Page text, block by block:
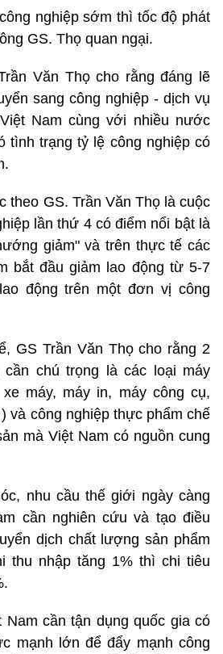
nghiệp sớm thì tốc độ phát
GS. Thọ quan ngại.
Văn Thọ cho rằng đáng lẽ
sang công nghiệp - dịch vụ
Nam cùng với nhiều nước
tình trạng tỷ lệ công nghiệp có
theo GS. Trần Văn Thọ là cuộc
lần thứ 4 có điểm nổi bật là
giảm" và trên thực tế các
bắt đầu giảm lao động từ 5-7
động trên một đơn vị công
GS Trần Văn Thọ cho rằng 2
chú trọng là các loại máy
máy, máy in, máy công cụ,
và công nghiệp thực phẩm chế
mà Việt Nam có nguồn cung
nhu cầu thế giới ngày càng
cần nghiên cứu và tạo điều
dịch chất lượng sản phẩm
thu nhập tăng 1% thì chi tiêu
Nam cần tận dụng quốc gia có
mạnh lớn để đẩy mạnh công